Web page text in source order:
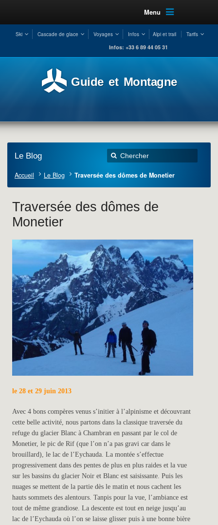
Menu
Ski Cascade de glace Voyages Infos Alpi et trail Tarifs
Infos: +33 6 89 44 05 31
Guide et Montagne
Le Blog
Accueil Le Blog Traversée des dômes de Monetier
Traversée des dômes de
Monetier
le 28 et 29 juin 2013
Avec 4 bons compères venus s’initier à l’alpinisme et découvrant
cette belle activité, nous partons dans la classique traversée du
refuge du glacier Blanc à Chambran en passant par le col de
Monetier, le pic de Rif (que l’on n’a pas gravi car dans le
brouillard), le lac de l’Eychauda. La montée s’effectue
progressivement dans des pentes de plus en plus raides et la vue
sur les bassins du glacier Noir et Blanc est saisissante. Puis les
nuages se mettent de la partie dès le matin et nous cachent les
hauts sommets des alentours. Tanpis pour la vue, l’ambiance est
tout de même grandiose. La descente est tout en neige jusqu’au
lac de l’Eychauda où l’on se laisse glisser puis à une bonne bière